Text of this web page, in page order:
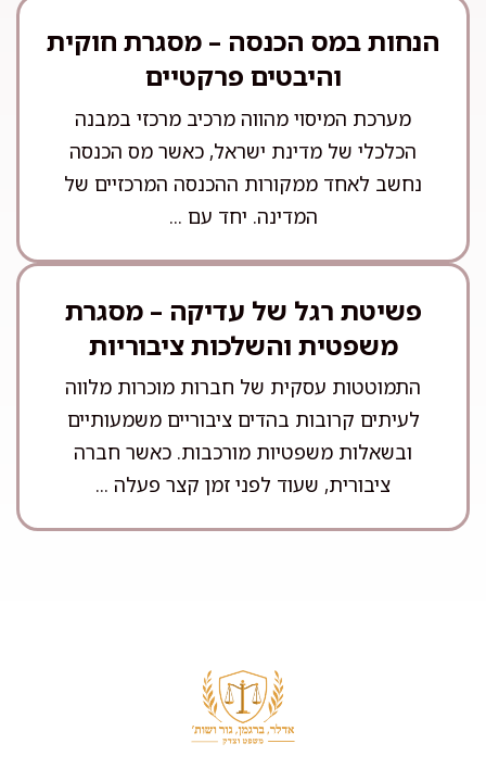
הנחות במס הכנסה – מסגרת חוקית
והיבטים פרקטיים
מערכת המיסוי מהווה מרכיב מרכזי במבנה
הכלכלי של מדינת ישראל, כאשר מס הכנסה
נחשב לאחד ממקורות ההכנסה המרכזיים של
המדינה. יחד עם ...
פשיטת רגל של עדיקה – מסגרת
משפטית והשלכות ציבוריות
התמוטטות עסקית של חברות מוכרות מלווה
לעיתים קרובות בהדים ציבוריים משמעותיים
ובשאלות משפטיות מורכבות. כאשר חברה
ציבורית, שעוד לפני זמן קצר פעלה ...